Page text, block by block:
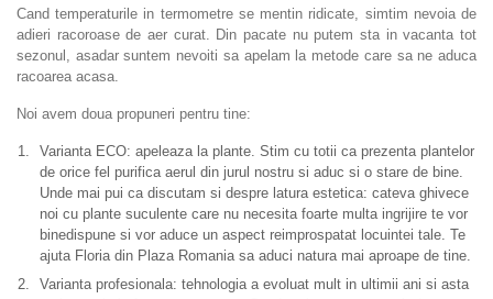
Cand temperaturile in termometre se mentin ridicate, simtim nevoia de
adieri racoroase de aer curat. Din pacate nu putem sta in vacanta tot
sezonul, asadar suntem nevoiti sa apelam la metode care sa ne aduca
racoarea acasa.
Noi avem doua propuneri pentru tine:
Varianta ECO: apeleaza la plante. Stim cu totii ca prezenta plantelor
de orice fel purifica aerul din jurul nostru si aduc si o stare de bine.
Unde mai pui ca discutam si despre latura estetica: cateva ghivece
noi cu plante suculente care nu necesita foarte multa ingrijire te vor
binedispune si vor aduce un aspect reimprospatat locuintei tale. Te
ajuta Floria din Plaza Romania sa aduci natura mai aproape de tine.
Varianta profesionala: tehnologia a evoluat mult in ultimii ani si asta